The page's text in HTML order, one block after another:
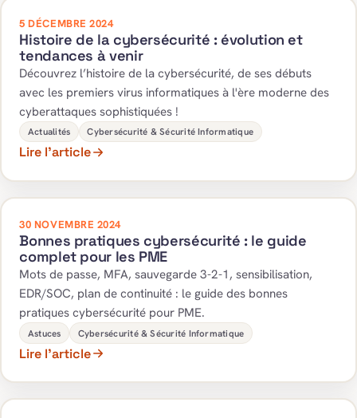
5 DÉCEMBRE 2024
Histoire de la cybersécurité : évolution et
tendances à venir
Découvrez l’histoire de la cybersécurité, de ses débuts
avec les premiers virus informatiques à l'ère moderne des
cyberattaques sophistiquées !
Actualités Cybersécurité & Sécurité Informatique
Lire l’article
30 NOVEMBRE 2024
Bonnes pratiques cybersécurité : le guide
complet pour les PME
Mots de passe, MFA, sauvegarde 3-2-1, sensibilisation,
EDR/SOC, plan de continuité : le guide des bonnes
pratiques cybersécurité pour PME.
Astuces Cybersécurité & Sécurité Informatique
Lire l’article